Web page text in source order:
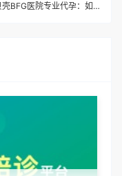
贝贝壳BFG医院专业代孕：如何确保代妈与宝宝的健康？